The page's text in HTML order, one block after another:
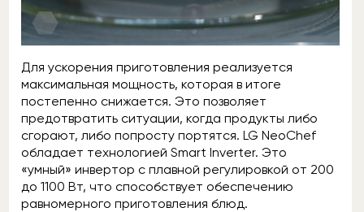
Для ускорения приготовления реализуется
максимальная мощность, которая в итоге
постепенно снижается. Это позволяет
предотвратить ситуации, когда продукты либо
сгорают, либо попросту портятся. LG NeoChef
обладает технологией Smart Inverter. Это
«умный» инвертор с плавной регулировкой от 200
до 1100 Вт, что способствует обеспечению
равномерного приготовления блюд.